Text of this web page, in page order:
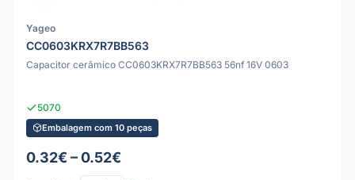
Yageo
CC0603KRX7R7BB563
Capacitor cerâmico CC0603KRX7R7BB563 56nf 16V 0603
5070
Embalagem com 10 peças
0.32€ – 0.52€